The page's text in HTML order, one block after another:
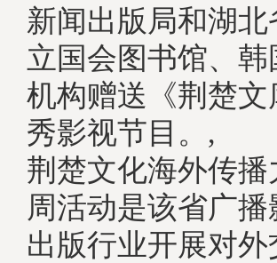
新闻出版局和湖
立国会图书馆、
机构赠送《荆楚
秀影视节目。,
荆楚文化海外传
周活动是该省广
出版行业开展对